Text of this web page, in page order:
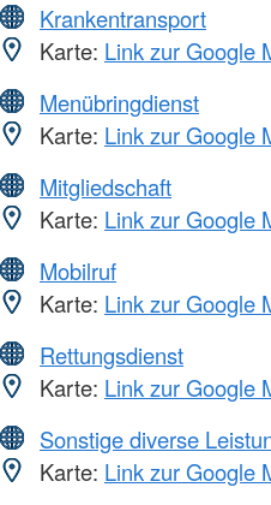
Krankentransport
Karte: Link zur Google
Menübringdienst
Karte: Link zur Google
Mitgliedschaft
Karte: Link zur Google
Mobilruf
Karte: Link zur Google
Rettungsdienst
Karte: Link zur Google
Sonstige diverse
Karte: Link zur Google